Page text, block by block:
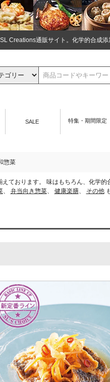
Creations通販サイト。化学的合成添
SALE 特集・期間限定
惣菜
ております。 味はもちろん、化学
、 弁当向き惣菜、 健康楽膳、 その他